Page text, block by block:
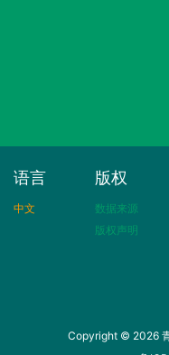
语言
中文
版权
数据来源
版权声明
Copyright © 2026